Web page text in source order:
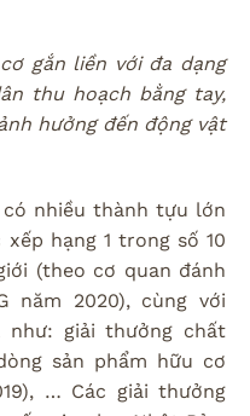
gắn liền với đa dạng
thu hoạch bằng tay,
hưởng đến động vật
có nhiều thành tựu lớn
hạng 1 trong số 10
(theo cơ quan đánh
năm 2020), cùng với
như: giải thưởng chất
sản phẩm hữu cơ
… Các giải thưởng